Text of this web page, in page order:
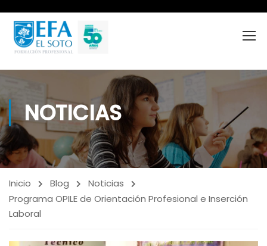
NOTICIAS
Inicio Blog
Noticias
Programa OPILE de Orientación Profesional e Inserción
Laboral